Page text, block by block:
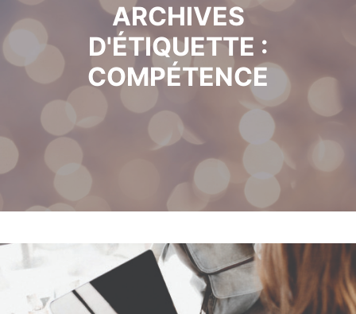
ARCHIVES
D'ÉTIQUETTE :
COMPÉTENCE